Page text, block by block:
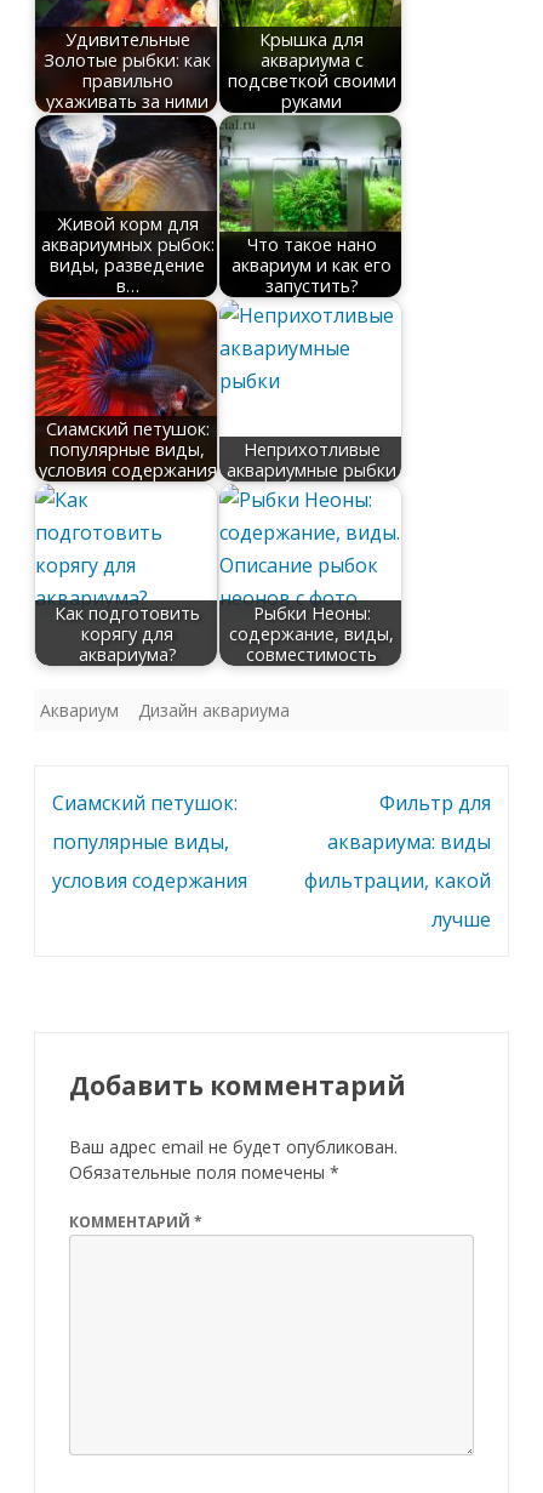
Удивительные
Золотые рыбки: как
правильно
ухаживать за ними
Крышка для
аквариума с
подсветкой своими
руками
Живой корм для
аквариумных рыбок:
виды, разведение
в…
Что такое нано
аквариум и как его
запустить?
Сиамский петушок:
популярные виды,
условия содержания
Неприхотливые
аквариумные рыбки
Как подготовить
корягу для
аквариума?
Рыбки Неоны:
содержание, виды,
совместимость
Аквариум Дизайн аквариума
Навигация
по
записям
Сиамский петушок:
популярные виды,
условия содержания
Фильтр для
аквариума: виды
фильтрации, какой
лучше
Добавить комментарий
Ваш адрес email не будет опубликован.
Обязательные поля помечены *
КОММЕНТАРИЙ *